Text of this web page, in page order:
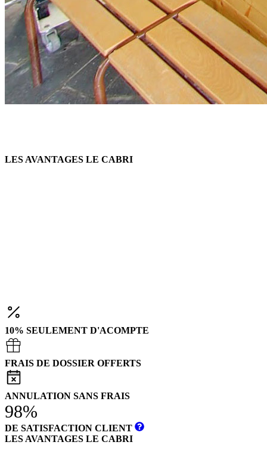
LES AVANTAGES LE CABRI
10% SEULEMENT D'ACOMPTE
FRAIS DE DOSSIER OFFERTS
ANNULATION SANS FRAIS
98%
DE SATISFACTION CLIENT
LES AVANTAGES LE CABRI